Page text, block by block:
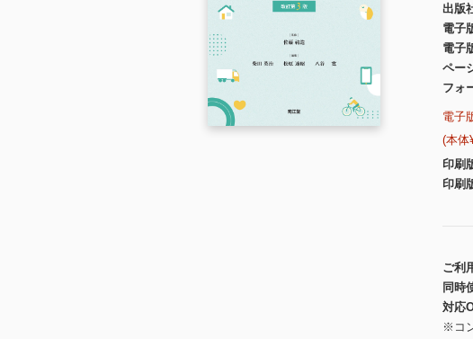
出版
電子
電子
ペー
フォ
電子
(本体
印刷
印刷
ご利
同時
対応
※コ